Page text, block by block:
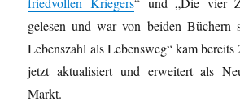
gelesen und war von beiden Büchern
Lebenszahl als Lebensweg“ kam
jetzt aktualisiert und erweitert als
Markt.